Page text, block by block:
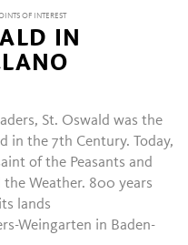
OF INTEREST
IN
St. Oswald was the
in the 7th Century. Today,
of the Peasants and
Weather. 800 years
lands
Weingarten in Baden-